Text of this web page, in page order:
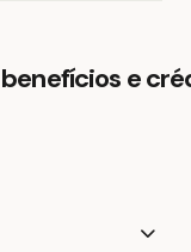
benefícios e